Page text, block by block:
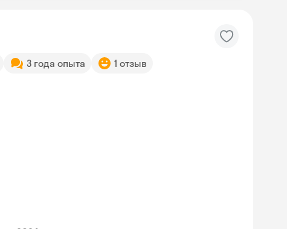
3 года опыта 1 отзыв